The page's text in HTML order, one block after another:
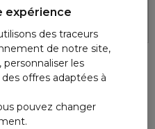
39,50 € 5
expérience
des traceurs
de notre site,
les
offres adaptées à
pouvez changer